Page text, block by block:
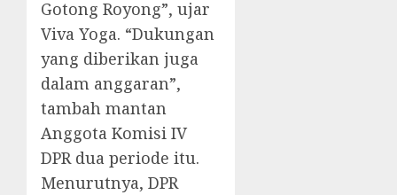
Gotong Royong”, ujar
Viva Yoga. “Dukungan
yang diberikan juga
dalam anggaran”,
tambah mantan
Anggota Komisi IV
DPR dua periode itu.
Menurutnya, DPR